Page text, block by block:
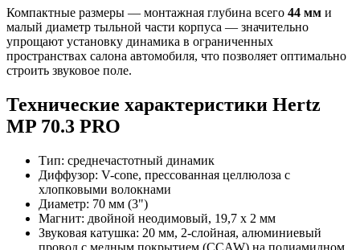
Компактные размеры — монтажная глубина всего 44 мм и
малый диаметр тыльной части корпуса — значительно
упрощают установку динамика в ограниченных
пространствах салона автомобиля, что позволяет оптимально
строить звуковое поле.
Технические характеристики Hertz
MP 70.3 PRO
Тип: среднечастотный динамик
Диффузор: V-cone, прессованная целлюлоза с
хлопковыми волокнами
Диаметр: 70 мм (3")
Магнит: двойной неодимовый, 19,7 х 2 мм
Звуковая катушка: 20 мм, 2-слойная, алюминиевый
провод с медным покрытием (CCAW) на полиамидном